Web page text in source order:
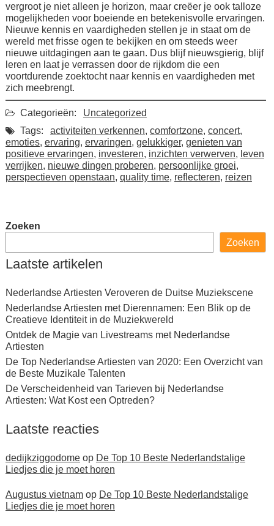
vergroot je niet alleen je horizon, maar creëer je ook talloze
mogelijkheden voor boeiende en betekenisvolle ervaringen.
Nieuwe kennis en vaardigheden stellen je in staat om de
wereld met frisse ogen te bekijken en om steeds weer
nieuwe uitdagingen aan te gaan. Dus blijf nieuwsgierig, blijf
leren en laat je verrassen door de rijkdom die een
voortdurende zoektocht naar kennis en vaardigheden met
zich meebrengt.
Categorieën:
Uncategorized
Tags:
activiteiten verkennen, comfortzone, concert,
emoties, ervaring, ervaringen, gelukkiger, genieten van
positieve ervaringen, investeren, inzichten verwerven, leven
verrijken, nieuwe dingen proberen, persoonlijke groei,
perspectieven openstaan, quality time, reflecteren, reizen
Zoeken
Zoeken
Laatste artikelen
Nederlandse Artiesten Veroveren de Duitse Muziekscene
Nederlandse Artiesten met Dierennamen: Een Blik op de
Creatieve Identiteit in de Muziekwereld
Ontdek de Magie van Livestreams met Nederlandse
Artiesten
De Top Nederlandse Artiesten van 2020: Een Overzicht van
de Beste Muzikale Talenten
De Verscheidenheid van Tarieven bij Nederlandse
Artiesten: Wat Kost een Optreden?
Laatste reacties
dedijkziggodomeop De Top 10 Beste Nederlandstalige
Liedjes die je moet horen
Augustus vietnamop De Top 10 Beste Nederlandstalige
Liedjes die je moet horen